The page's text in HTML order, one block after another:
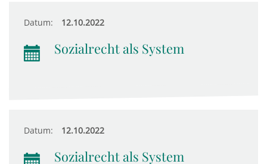
Datum: 12.10.2022
Sozialrecht als System
Datum: 12.10.2022
Sozialrecht als System